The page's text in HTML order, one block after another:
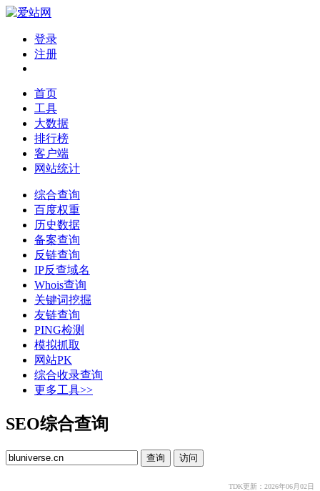
登录
注册
首页
工具
大数据
排行榜
客户端
网站统计
综合查询
百度权重
历史数据
备案查询
反链查询
IP反查域名
Whois查询
关键词挖掘
友链查询
PING检测
模拟抓取
网站PK
综合收录查询
更多工具>>
SEO综合查询
TDK更新：2026年06月02日